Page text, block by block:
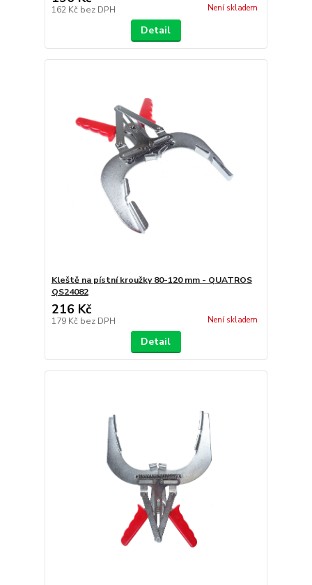
162 Kč bez DPH Není skladem
Detail
Kleště na pístní kroužky 80-120 mm - QUATROS
QS24082
216 Kč
179 Kč bez DPH Není skladem
Detail